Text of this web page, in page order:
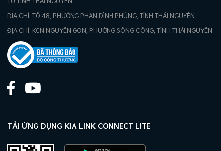
TƯ TỈNH THÁI NGUYÊN
ĐỊA CHỈ: TỔ 48, PHƯỜNG PHAN ĐÌNH PHÙNG, TỈNH THÁI NGUYÊN
ĐỊA CHỈ: KCN NGUYÊN GON, PHƯỜNG SÔNG CÔNG, TỈNH THÁI NGUYÊN
TẢI ỨNG DỤNG KIA LINK CONNECT LITE